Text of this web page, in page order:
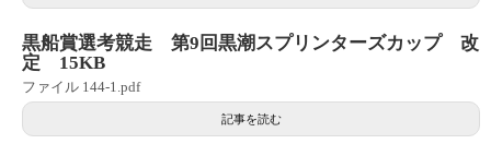
黒船賞選考競走 第9回黒潮スプリンターズカップ 改
定 15KB
ファイル 144-1.pdf
記事を読む